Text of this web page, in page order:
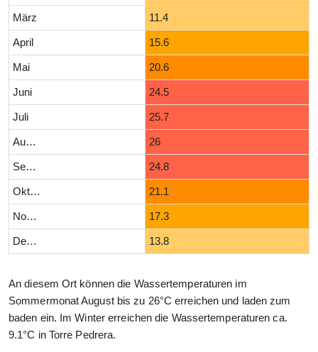
März 11.4
April 15.6
Mai 20.6
Juni 24.5
Juli 25.7
August 26
September 24.8
Oktober 21.1
November 17.3
Dezember 13.8
An diesem Ort können die Wassertemperaturen im
Sommermonat August bis zu 26°C erreichen und laden zum
baden ein. Im Winter erreichen die Wassertemperaturen ca.
9.1°C in Torre Pedrera.